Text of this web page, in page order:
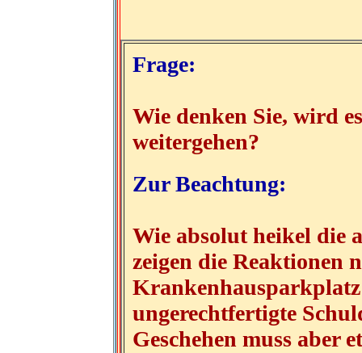
Frage:
Wie denken Sie, wird
weitergehen?
Zur Beachtung:
Wie absolut heikel die
zeigen die Reaktionen
ungerechtfertigte
Geschehen muss aber